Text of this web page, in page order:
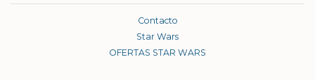
Contacto
Star Wars
OFERTAS STAR WARS